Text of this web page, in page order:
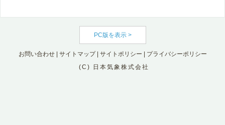
PC版を表示 >
お問い合わせ| サイトマップ| サイトポリシー
プライバシーポリシー
(C) 日本気象株式会社